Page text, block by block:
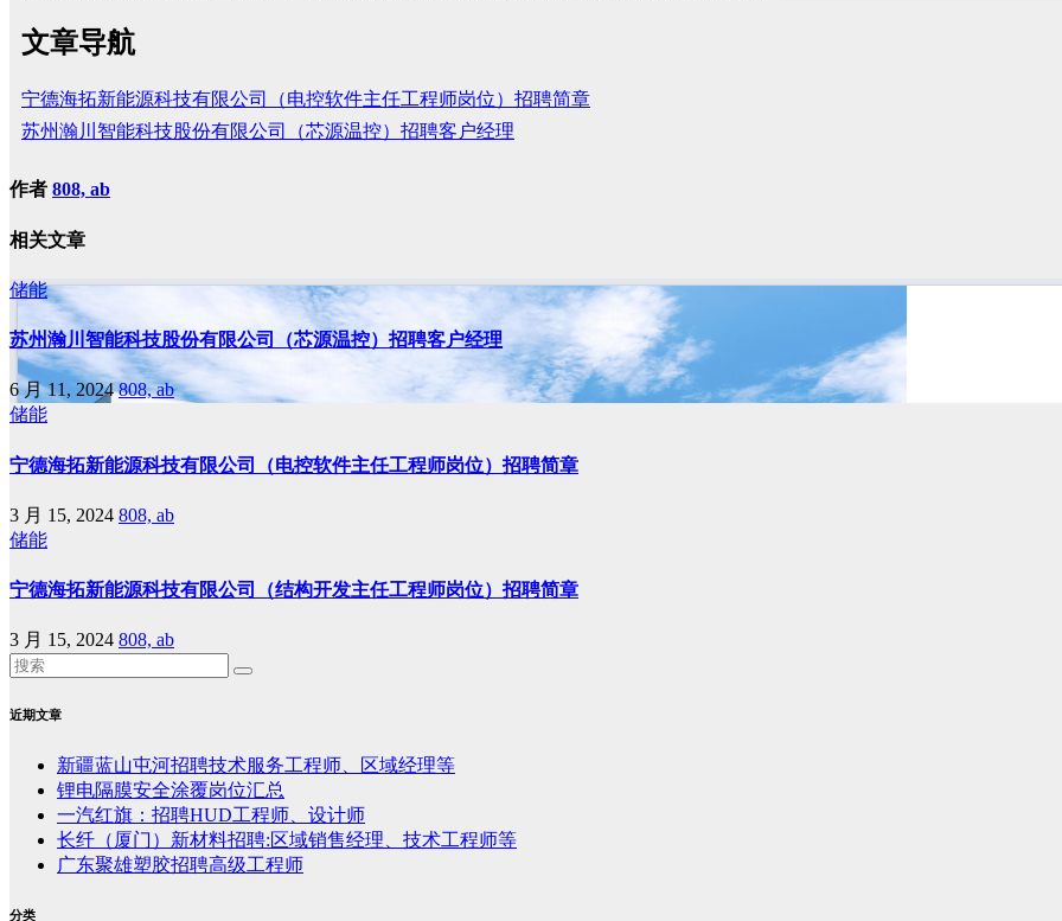
文章导航
宁德海拓新能源科技有限公司（电控软件主任工程师岗位）招聘简章
苏州瀚川智能科技股份有限公司（芯源温控）招聘客户经理
作者 808, ab
相关文章
储能
苏州瀚川智能科技股份有限公司（芯源温控）招聘客户经理
6 月 11, 2024808, ab
储能
宁德海拓新能源科技有限公司（电控软件主任工程师岗位）招聘简章
3 月 15, 2024 808, ab
储能
宁德海拓新能源科技有限公司（结构开发主任工程师岗位）招聘简章
3 月 15, 2024 808, ab
近期文章
新疆蓝山屯河招聘技术服务工程师、区域经理等
锂电隔膜安全涂覆岗位汇总
一汽红旗：招聘HUD工程师、设计师
长纤（厦门）新材料招聘:区域销售经理、技术工程师等
广东聚雄塑胶招聘高级工程师
分类